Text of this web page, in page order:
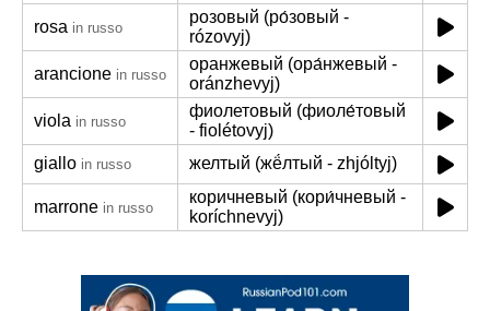
rosa in russo
розовый (ро́зовый -
rózovyj)
arancione in russo
оранжевый (ора́нжевый -
oránzhevyj)
viola in russo
фиолетовый (фиоле́товый
- fiolétovyj)
giallo in russo желтый (жё́лтый - zhjóltyj)
marrone in russo
коричневый (кори́чневый -
koríchnevyj)